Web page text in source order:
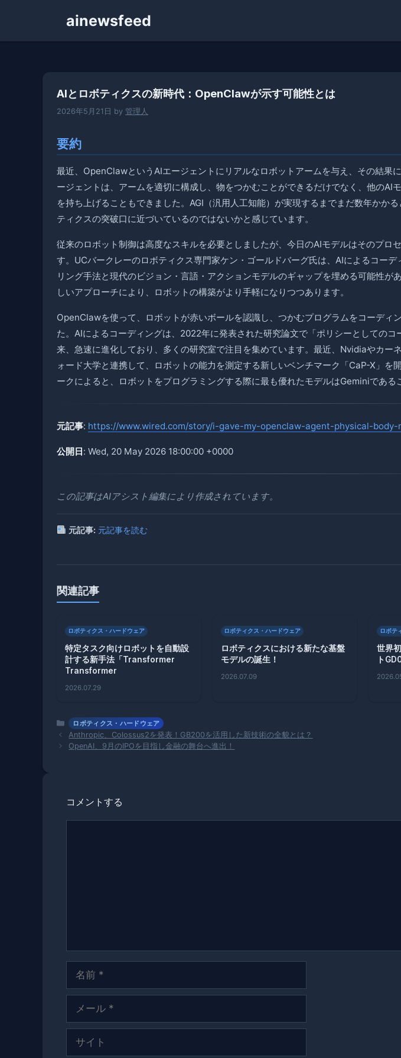
ainewsfeed
AIとロボティクスの新時代：OpenClawが示す可能性とは
2026年5月21日 by 管理人
要約
最近、OpenClawというAIエージェントにリアルなロボットアームを与え、その結果
ージェントは、アームを適切に構成し、物をつかむことができるだけでなく、他のAI
を持ち上げることもできました。AGI（汎用人工知能）が実現するまでまだ数年かか
ティクスの突破口に近づいているのではないかと感じています。
従来のロボット制御は高度なスキルを必要としましたが、今日のAIモデルはそのプロ
す。UCバークレーのロボティクス専門家ケン・ゴールドバーグ氏は、AIによるコーデ
リング手法と現代のビジョン・言語・アクションモデルのギャップを埋める可能性が
しいアプローチにより、ロボットの構築がより手軽になりつつあります。
OpenClawを使って、ロボットが赤いボールを認識し、つかむプログラムをコーディ
た。AIによるコーディングは、2022年に発表された研究論文で「ポリシーとしてのコ
来、急速に進化しており、多くの研究室で注目を集めています。最近、Nvidiaやカー
ォード大学と連携して、ロボットの能力を測定する新しいベンチマーク「CaP-X」を
ークによると、ロボットをプログラミングする際に最も優れたモデルはGeminiである
元記事: https://www.wired.com/story/i-gave-my-openclaw-agent-physical-body-
公開日: Wed, 20 May 2026 18:00:00 +0000
この記事はAIアシスト編集により作成されています。
元記事: 元記事を読む
関連記事
ロボティクス・ハードウェア
特定タスク向けロボットを自動設
計する新手法「Transformer
Transformer
2026.07.29
ロボティクス・ハードウェア
ロボティクスにおける新たな基盤
モデルの誕生！
2026.07.09
ロボテ
世界
ト
カ
テ
ゴ
ロボティクス・ハードウェア
Anthropic、Colossus2を発表！GB200を活用した新技術の全貌とは？
OpenAI、9月のIPOを目指し金融の舞台へ進出！
コメントする
ル